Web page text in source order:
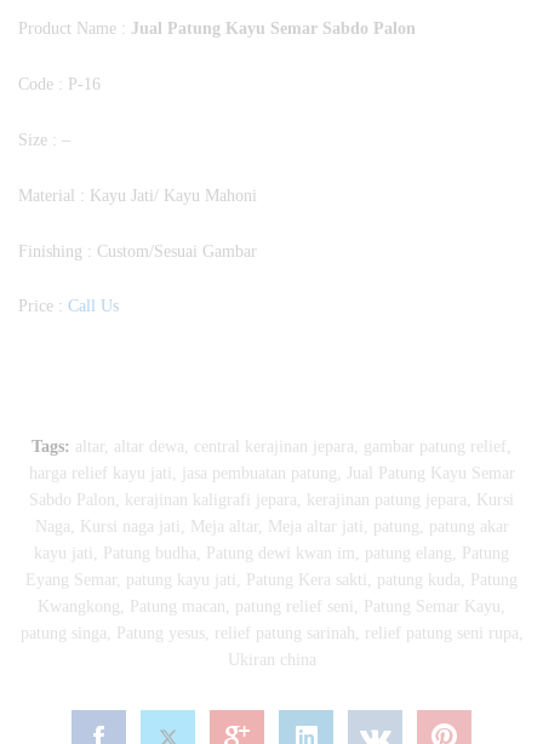
Product Name : Jual Patung Kayu Semar Sabdo Palon
Code : P-16
Size : –
Material : Kayu Jati/ Kayu Mahoni
Finishing : Custom/Sesuai Gambar
Price : Call Us
Tags: altar , altar dewa, central kerajinan jepara, gambar patung relief ,
harga relief kayu jati , jasa pembuatan patung, Jual Patung Kayu Semar
Sabdo Palon, kerajinan kaligrafi jepara, kerajinan patung jepara,
Kursi
Naga, Kursi naga jati , Meja altar , Meja altar jati , patung, patung akar
kayu jati , Patung budha, Patung dewi kwan im, patung elang,
Patung
Eyang Semar , patung kayu jati , Patung Kera sakti , patung kuda,
Patung
Kwangkong, Patung macan, patung relief seni , Patung Semar Kayu,
patung singa, Patung yesus, relief patung sarinah, relief patung seni rupa,
Ukiran china